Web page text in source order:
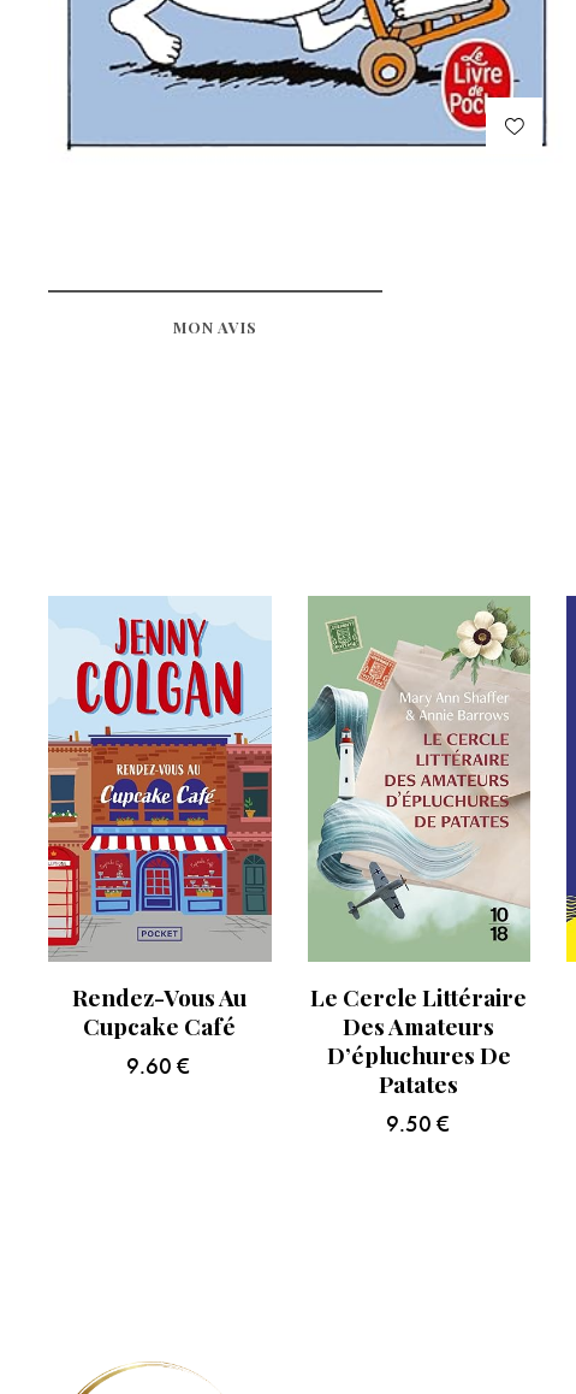
MON AVIS
Rendez-Vous Au
Cupcake Café
9.60€
Le Cercle Littéraire
Des Amateurs
D’épluchures De
Patates
9.50 €